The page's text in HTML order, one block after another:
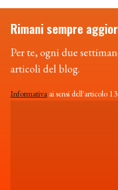
Rimani sempre
Per te, ogni due
articoli del blog.
Informativaai sensi dell'articolo